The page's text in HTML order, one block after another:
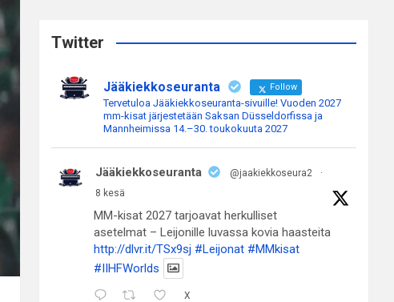
c
Twitter
Jääkiekkoseuranta Follow
Tervetuloa Jääkiekkoseuranta-sivuille! Vuoden 2027
mm-kisat järjestetään Saksan Düsseldorfissa ja
Mannheimissa 14.–30. toukokuuta 2027
Jääkiekkoseuranta @jaakiekkoseura2
·
8 kesä
MM-kisat 2027 tarjoavat herkulliset
asetelmat – Leijonille luvassa kovia haasteita
http://dlvr.it/TSx9sj #Leijonat #MMkisat
#IIHFWorlds
X